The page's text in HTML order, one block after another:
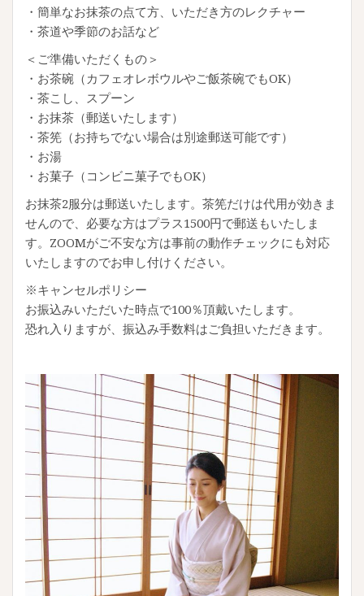
・簡単なお抹茶の点て方、いただき方のレクチャー
・茶道や季節のお話など
＜ご準備いただくもの＞
・お茶碗（カフェオレボウルやご飯茶碗でもOK）
・茶こし、スプーン
・お抹茶（郵送いたします）
・茶筅（お持ちでない場合は別途郵送可能です）
・お湯
・お菓子（コンビニ菓子でもOK）
お抹茶2服分は郵送いたします。茶筅だけは代用が効きま
せんので、必要な方はプラス1500円で郵送もいたしま
す。ZOOMがご不安な方は事前の動作チェックにも対応
いたしますのでお申し付けください。
※キャンセルポリシー
お振込みいただいた時点で100％頂戴いたします。
恐れ入りますが、振込み手数料はご負担いただきます。